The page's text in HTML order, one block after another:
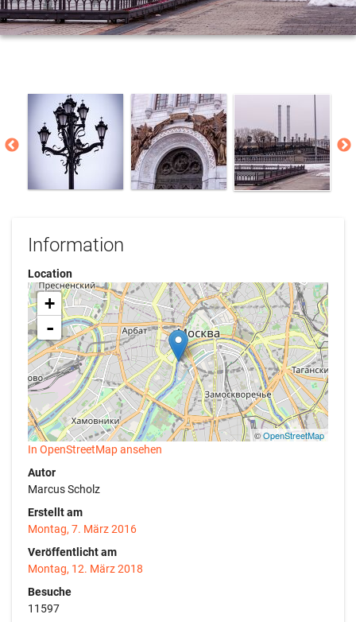
Information
Location
+
-
©OpenStreetMap
In OpenStreetMap ansehen
Autor
Marcus Scholz
Erstellt am
Montag, 7. März 2016
Veröffentlicht am
Montag, 12. März 2018
Besuche
11597